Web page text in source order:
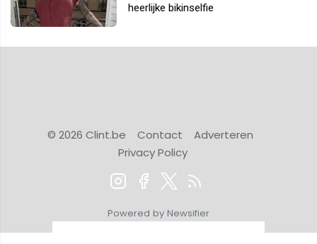
heerlijke bikinselfie
© 2026 Clint.be Contact
Adverteren
Privacy Policy
Powered by Newsifier